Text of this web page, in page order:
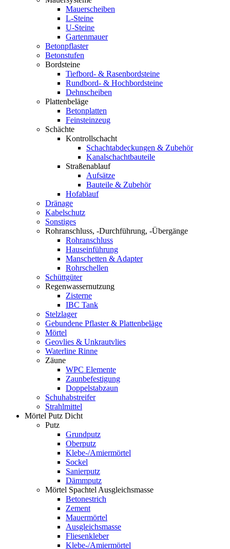
Mauerscheiben
L-Steine
U-Steine
Gartenmauer
Betonpflaster
Betonstufen
Bordsteine
Tiefbord- & Rasenbordsteine
Rundbord- & Hochbordsteine
Dehnscheiben
Plattenbeläge
Betonplatten
Feinsteinzeug
Schächte
Kontrollschacht
Schachtabdeckungen & Zubehör
Kanalschachtbauteile
Straßenablauf
Aufsätze
Bauteile & Zubehör
Hofablauf
Dränage
Kabelschutz
Sonstiges
Rohranschluss, -Durchführung, -Übergänge
Rohranschluss
Hauseinführung
Manschetten & Adapter
Rohrschellen
Schüttgüter
Regenwassernutzung
Zisterne
IBC Tank
Stelzlager
Gebundene Pflaster & Plattenbeläge
Mörtel
Geovlies & Unkrautvlies
Waterline Rinne
Zäune
WPC Elemente
Zaunbefestigung
Doppelstabzaun
Schuhabstreifer
Strahlmittel
Mörtel Putz Dicht
Putz
Grundputz
Oberputz
Klebe-/Amiermörtel
Sockel
Sanierputz
Dämmputz
Mörtel Spachtel Ausgleichsmasse
Betonestrich
Zement
Mauermörtel
Ausgleichsmasse
Fliesenkleber
Klebe-/Amiermörtel